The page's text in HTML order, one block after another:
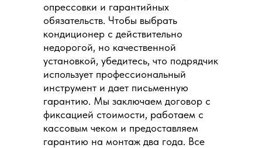
опрессовки и гарантийных
обязательств. Чтобы выбрать
кондиционер с действительно
недорогой, но качественной
установкой, убедитесь, что подрядчик
использует профессиональный
инструмент и дает письменную
гарантию. Мы заключаем договор с
фиксацией стоимости, работаем с
кассовым чеком и предоставляем
гарантию на монтаж два года. Все